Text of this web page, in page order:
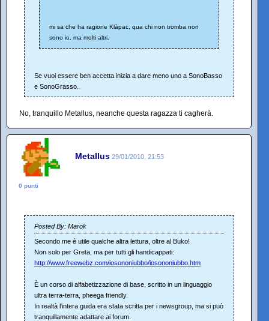
mi sa che ha ragione Klàpac, qua chi non tromba non
sono io, ma molti altri.
Se vuoi essere ben accetta inizia a dare meno uno a SonoBasso
e SonoGrasso.
No, tranquillo Metallus, neanche questa ragazza ti cagherà.
Metallus 29/01/2010, 21:53
0 punti
Posted By: Marok
Secondo me è utile qualche altra lettura, oltre al Buko!
Non solo per Greta, ma per tutti gli handicappati:
http://www.freewebz.com/iosononiubbo/iosononiubbo.htm
È un corso di alfabetizzazione di base, scritto in un linguaggio
ultra terra-terra, pheega friendly.
In realtà l'intera guida era stata scritta per i newsgroup, ma si può
tranquillamente adattare ai forum.